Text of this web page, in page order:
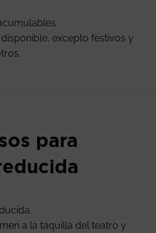
excepto festivos y
para
a la taquilla del teatro y